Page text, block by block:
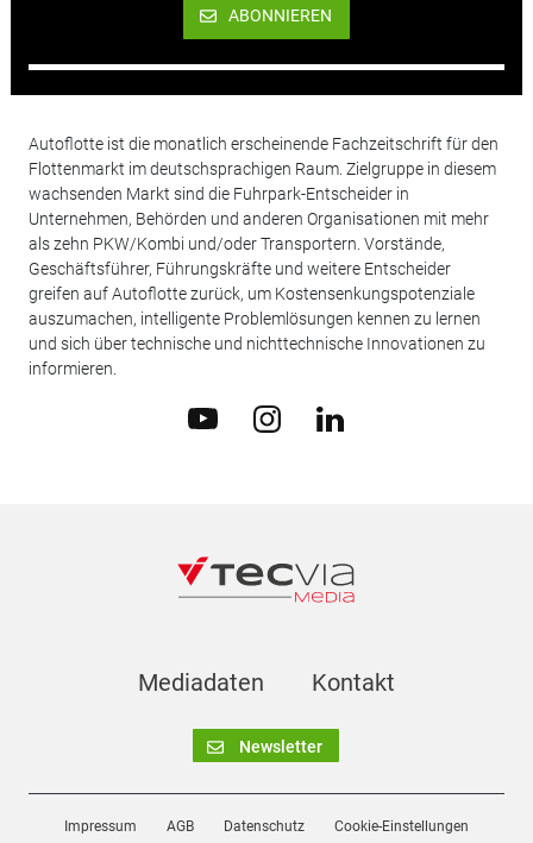
ABONNIEREN
Autoflotte ist die monatlich erscheinende Fachzeitschrift für den
Flottenmarkt im deutschsprachigen Raum. Zielgruppe in diesem
wachsenden Markt sind die Fuhrpark-Entscheider in
Unternehmen, Behörden und anderen Organisationen mit mehr
als zehn PKW/Kombi und/oder Transportern. Vorstände,
Geschäftsführer, Führungskräfte und weitere Entscheider
greifen auf Autoflotte zurück, um Kostensenkungspotenziale
auszumachen, intelligente Problemlösungen kennen zu lernen
und sich über technische und nichttechnische Innovationen zu
informieren.
Mediadaten Kontakt
Newsletter
Impressum AGB Datenschutz Cookie-Einstellungen